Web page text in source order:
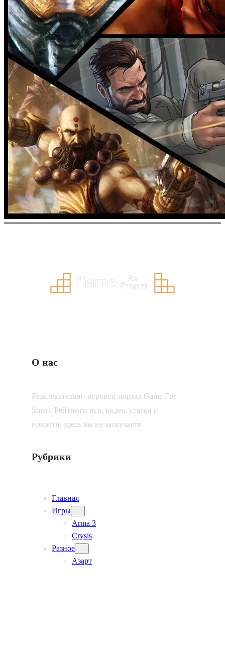
О нас
Развлекательно-игровой портал Game For
Smart. Рейтинги игр, видео, статьи и
новости, здесь вы не заскучаете.
Рубрики
Главная
Игры
Arma 3
Crysis
Разное
Азарт